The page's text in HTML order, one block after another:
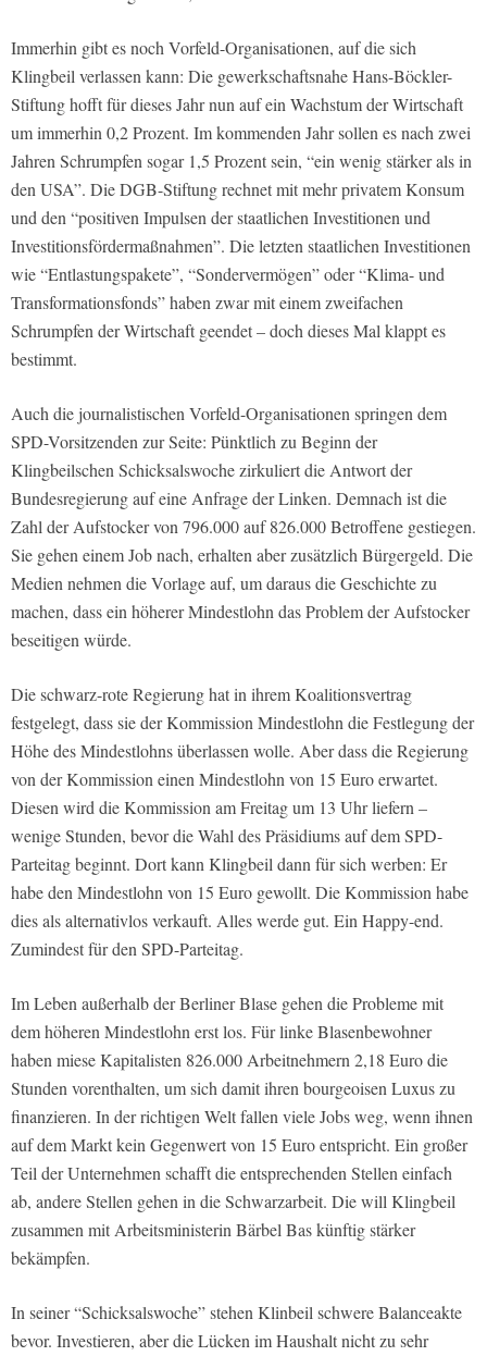
Immerhin gibt es noch Vorfeld-Organisationen, auf die sich
Klingbeil verlassen kann: Die gewerkschaftsnahe Hans-Böckler-
Stiftung hofft für dieses Jahr nun auf ein Wachstum der Wirtschaft
um immerhin 0,2 Prozent. Im kommenden Jahr sollen es nach zwei
Jahren Schrumpfen sogar 1,5 Prozent sein, “ein wenig stärker als in
den USA”. Die DGB-Stiftung rechnet mit mehr privatem Konsum
und den “positiven Impulsen der staatlichen Investitionen und
Investitionsfördermaßnahmen”. Die letzten staatlichen Investitionen
wie “Entlastungspakete”, “Sondervermögen” oder “Klima- und
Transformationsfonds” haben zwar mit einem zweifachen
Schrumpfen der Wirtschaft geendet – doch dieses Mal klappt es
bestimmt.
Auch die journalistischen Vorfeld-Organisationen springen dem
SPD-Vorsitzenden zur Seite: Pünktlich zu Beginn der
Klingbeilschen Schicksalswoche zirkuliert die Antwort der
Bundesregierung auf eine Anfrage der Linken. Demnach ist die
Zahl der Aufstocker von 796.000 auf 826.000 Betroffene gestiegen.
Sie gehen einem Job nach, erhalten aber zusätzlich Bürgergeld. Die
Medien nehmen die Vorlage auf, um daraus die Geschichte zu
machen, dass ein höherer Mindestlohn das Problem der Aufstocker
beseitigen würde.
Die schwarz-rote Regierung hat in ihrem Koalitionsvertrag
festgelegt, dass sie der Kommission Mindestlohn die Festlegung der
Höhe des Mindestlohns überlassen wolle. Aber dass die Regierung
von der Kommission einen Mindestlohn von 15 Euro erwartet.
Diesen wird die Kommission am Freitag um 13 Uhr liefern –
wenige Stunden, bevor die Wahl des Präsidiums auf dem SPD-
Parteitag beginnt. Dort kann Klingbeil dann für sich werben: Er
habe den Mindestlohn von 15 Euro gewollt. Die Kommission habe
dies als alternativlos verkauft. Alles werde gut. Ein Happy-end.
Zumindest für den SPD-Parteitag.
Im Leben außerhalb der Berliner Blase gehen die Probleme mit
dem höheren Mindestlohn erst los. Für linke Blasenbewohner
haben miese Kapitalisten 826.000 Arbeitnehmern 2,18 Euro die
Stunden vorenthalten, um sich damit ihren bourgeoisen Luxus zu
finanzieren. In der richtigen Welt fallen viele Jobs weg, wenn ihnen
auf dem Markt kein Gegenwert von 15 Euro entspricht. Ein großer
Teil der Unternehmen schafft die entsprechenden Stellen einfach
ab, andere Stellen gehen in die Schwarzarbeit. Die will Klingbeil
zusammen mit Arbeitsministerin Bärbel Bas künftig stärker
bekämpfen.
In seiner “Schicksalswoche” stehen Klinbeil schwere Balanceakte
bevor. Investieren, aber die Lücken im Haushalt nicht zu sehr